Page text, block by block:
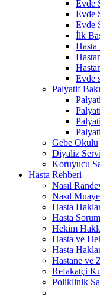
Evde
Evde
Evde
İlk
Hasta
Evde
Palyatif
Gebe Okulu
Diyaliz
Koruyucu
Hasta Rehberi
Nasıl
Nasıl
Hasta
Hasta
Hekim
Hasta ve
Hasta
Hastane ve
Refakatçi
Poliklinik